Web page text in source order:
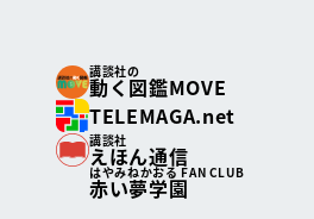
講談社の
動く図鑑MOVE
TELEMAGA.net
講談社
えほん通信
はやみねかおる FAN CLUB
赤い夢学園